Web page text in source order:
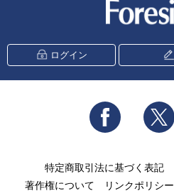
ログイン
Facebook
特定商取引法に基づく表記
著作権について
リンクポリシー